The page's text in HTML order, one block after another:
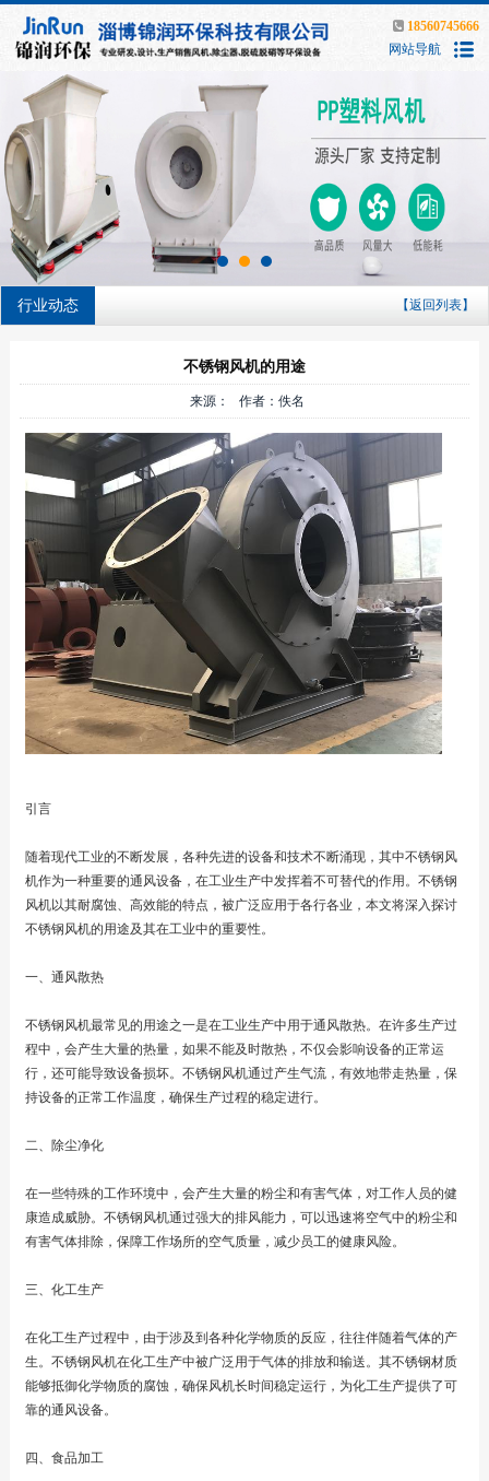
18560745666
网站导航
行业动态 【返回列表】
不锈钢风机的用途
来源： 作者：佚名
引言
随着现代工业的不断发展，各种先进的设备和技术不断涌现，其中不锈钢风
机作为一种重要的通风设备，在工业生产中发挥着不可替代的作用。不锈钢
风机以其耐腐蚀、高效能的特点，被广泛应用于各行各业，本文将深入探讨
不锈钢风机的用途及其在工业中的重要性。
一、通风散热
不锈钢风机最常见的用途之一是在工业生产中用于通风散热。在许多生产过
程中，会产生大量的热量，如果不能及时散热，不仅会影响设备的正常运
行，还可能导致设备损坏。不锈钢风机通过产生气流，有效地带走热量，保
持设备的正常工作温度，确保生产过程的稳定进行。
二、除尘净化
在一些特殊的工作环境中，会产生大量的粉尘和有害气体，对工作人员的健
康造成威胁。不锈钢风机通过强大的排风能力，可以迅速将空气中的粉尘和
有害气体排除，保障工作场所的空气质量，减少员工的健康风险。
三、化工生产
在化工生产过程中，由于涉及到各种化学物质的反应，往往伴随着气体的产
生。不锈钢风机在化工生产中被广泛用于气体的排放和输送。其不锈钢材质
能够抵御化学物质的腐蚀，确保风机长时间稳定运行，为化工生产提供了可
靠的通风设备。
四、食品加工